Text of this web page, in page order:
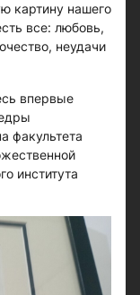
картину нашего
все: любовь,
неудачи
впервые
факультета
института